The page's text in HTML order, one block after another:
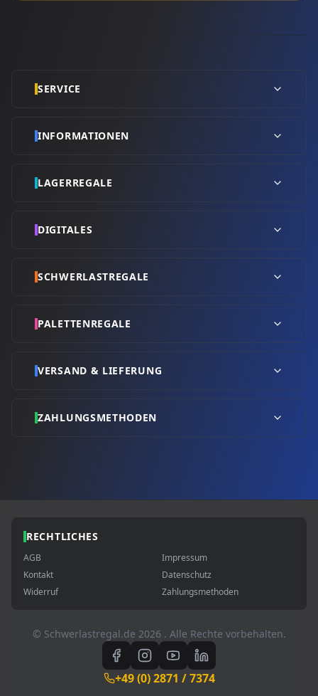
SERVICE
INFORMATIONEN
LAGERREGALE
DIGITALES
SCHWERLASTREGALE
PALETTENREGALE
VERSAND & LIEFERUNG
ZAHLUNGSMETHODEN
RECHTLICHES
AGB
Impressum
Kontakt
Datenschutz
Widerruf
Zahlungsmethoden
© Schwerlastregal.de 2026 . Alle Rechte vorbehalten.
+49 (0) 2871 / 7374